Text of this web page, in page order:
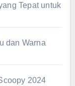
Tepat untuk
dan Warna
2024